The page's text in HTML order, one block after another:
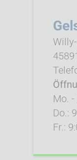
Mo.
Do.:
Fr.: